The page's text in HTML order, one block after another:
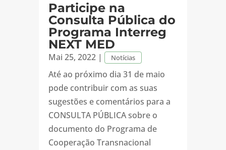
Participe na
Consulta Pública do
Programa Interreg
NEXT MED
Mai 25, 2022| Notícias
Até ao próximo dia 31 de maio
pode contribuir com as suas
sugestões e comentários para a
CONSULTA PÚBLICA sobre o
documento do Programa de
Cooperação Transnacional